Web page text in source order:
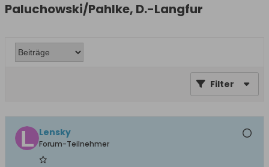
Paluchowski/Pahlke, D.-Langfur
Filter
Lensky
Forum-Teilnehmer